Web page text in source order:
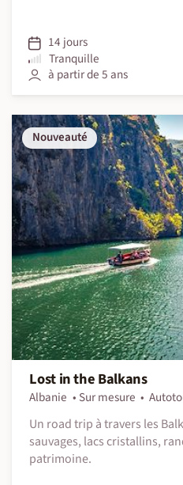
14 jours
Tranquille
à partir de 5 ans
Nouveauté
Lost in the Balkans
Albanie Sur mesure
Un road trip à travers les
sauvages, lacs cristallins,
patrimoine.